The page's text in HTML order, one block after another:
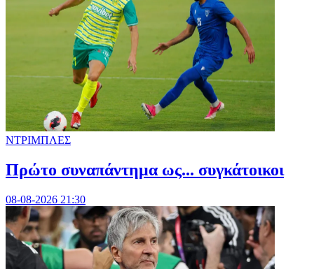
ΝΤΡΙΜΠΛΕΣ
Πρώτο συναπάντημα ως... συγκάτοικοι
08-08-2026 21:30